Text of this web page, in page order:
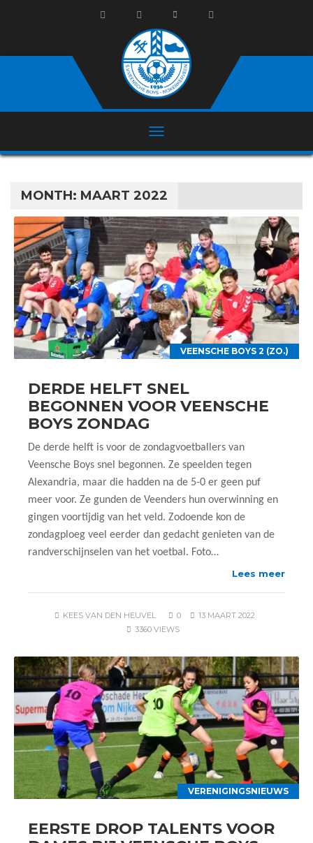
MONTH: MAART 2022
VEENSCHE BOYS 2 (ZO.)
DERDE HELFT SNEL
BEGONNEN VOOR VEENSCHE
BOYS ZONDAG
De derde helft is voor de zondagvoetballers van
Veensche Boys snel begonnen. Ze speelden tegen
Alexandria, maar die hadden na de 5-0 er geen puf
meer voor. Ze gunden de Veenders hun overwinning en
gingen voortijdig van het veld. Zodoende kon de
zondagploeg veel eerder dan gedacht genieten van de
randverschijnselen van het voetbal. Foto…
Lees meer
KEES VAN DEN HEUVEL 0
13 MAART 2022
3360 VIEWS
VERENIGINGSNIEUWS
EERSTE DROP TALENTS VOOR